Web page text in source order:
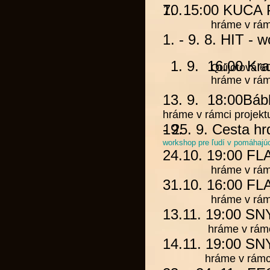
7. 15:00 KUCA
hráme v rámci
10.
1. - 9. 8. HIT -
1. 9. 16:00
Quijotová
hráme v
13. 9. 18:00
hráme v rámci
- 25. 9. Cesta
workshop pre ľudí v
24.10. 19:00
hráme v rámci
31.10. 16:00
hráme v rámci
13.11. 19:00
hráme v rámci
14.11. 19:00
hráme v rámci
19.